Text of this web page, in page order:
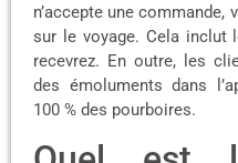
n’accepte une
sur le voyage. Cela inclut
recevrez. En outre, les
des émoluments dans
100 % des pourboires.